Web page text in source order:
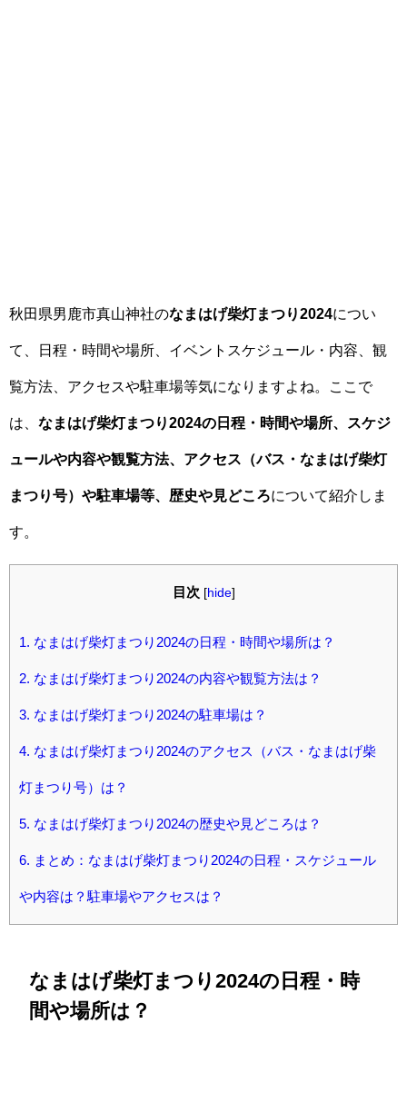
秋田県男鹿市真山神社のなまはげ柴灯まつり2024につい
て、日程・時間や場所、イベントスケジュール・内容、観
覧方法、アクセスや駐車場等気になりますよね。ここで
は、 なまはげ柴灯まつり2024の日程・時間や場所、スケジ
ュールや内容や観覧方法、アクセス（バス・なまはげ柴灯
まつり号）や駐車場等、歴史や見どころについて紹介しま
す。
目次 [hide]
1. なまはげ柴灯まつり2024の日程・時間や場所は？
2. なまはげ柴灯まつり2024の内容や観覧方法は？
3. なまはげ柴灯まつり2024の駐車場は？
4. なまはげ柴灯まつり2024のアクセス（バス・なまはげ柴
灯まつり号）は？
5. なまはげ柴灯まつり2024の歴史や見どころは？
6. まとめ：なまはげ柴灯まつり2024の日程・スケジュール
や内容は？駐車場やアクセスは？
なまはげ柴灯まつり2024の日程・時
間や場所は？